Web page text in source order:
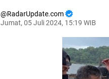
RadarUpdate.com
Jumat, 05 Juli 2024, 15:19 WIB